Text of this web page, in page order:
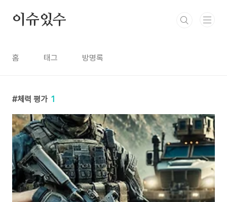
이슈있수
홈 태그 방명록
체력 평가 1